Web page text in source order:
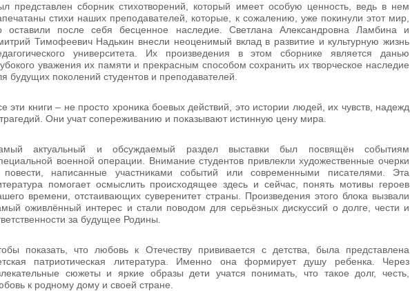
представлен сборник стихотворений, который имеет особую ценность, ведь в нем
стихи наших преподавателей, которые, к сожалению, уже покинули этот мир,
оставили после себя бесценное наследие. Светлана Александровна Ламбина и
Тимофеевич Надькин внесли неоценимый вклад в развитие и культурную жизнь
университета. Их произведения в этом сборнике является данью
уважения их памяти и прекрасным способом сохранить их творческое наследие
будущих поколений студентов и преподавателей.
эти книги – не просто хроника боевых действий, это истории людей, их чувств, надежд
Они учат сопереживанию и показывают истинную цену мира.
актуальный и обсуждаемый раздел выставки был посвящён событиям
военной операции. Внимание студентов привлекли художественные очерки
написанные участниками событий или современными писателями. Эта
помогает осмыслить происходящее здесь и сейчас, понять мотивы героев
времени, отстаивающих суверенитет страны. Произведения этого блока вызвали
оживлённый интерес и стали поводом для серьёзных дискуссий о долге, чести и
за будущее Родины.
показать, что любовь к Отечеству прививается с детства, была представлена
патриотическая литература. Именно она формирует душу ребенка. Через
сюжеты и яркие образы дети учатся понимать, что такое долг, честь,
к родному дому и своей стране.